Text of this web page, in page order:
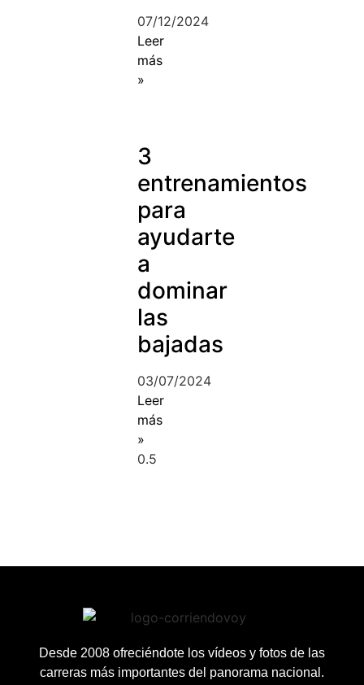
07/12/2024
Leer
más
»
3
entrenamientos
para
ayudarte
a
dominar
las
bajadas
03/07/2024
Leer
más
»
Desde 2008 ofreciéndote los vídeos y fotos de las
carreras más importantes del panorama nacional.